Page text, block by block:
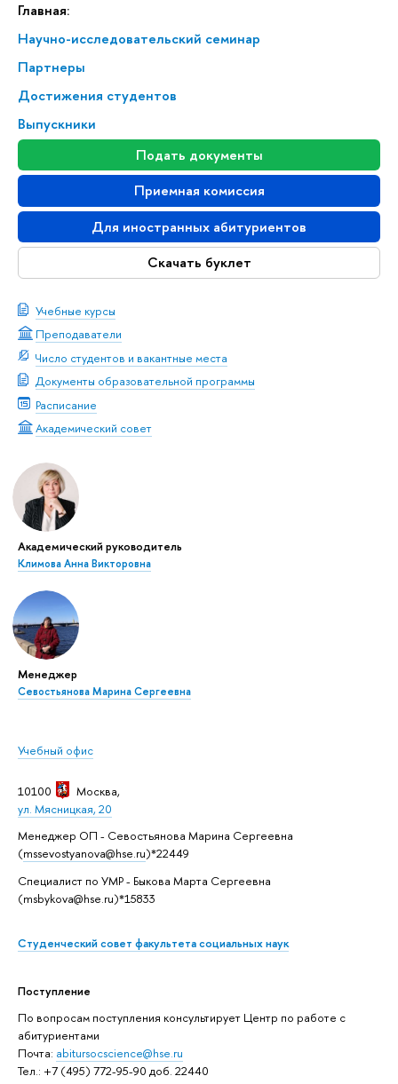
Главная:
Научно-исследовательский семинар
Партнеры
Достижения студентов
Выпускники
Подать документы
Приемная комиссия
Для иностранных абитуриентов
Скачать буклет
Учебные курсы
Преподаватели
Число студентов и вакантные места
Документы образовательной программы
Расписание
Академический совет
Академический руководитель
Климова Анна Викторовна
Менеджер
Севостьянова Марина Сергеевна
Учебный офис
10100 Москва,
ул. Мясницкая, 20
Менеджер ОП - Севостьянова Марина Сергеевна
(mssevostyanova@hse.ru)*22449
Специалист по УМР - Быкова Марта Сергеевна
(msbykova@hse.ru)*15833
Студенческий совет факультета социальных наук
Поступление
По вопросам поступления консультирует Центр по работе с
абитуриентами
Почта: abitursocscience@hse.ru
Тел.: +7 (495) 772-95-90 доб. 22440